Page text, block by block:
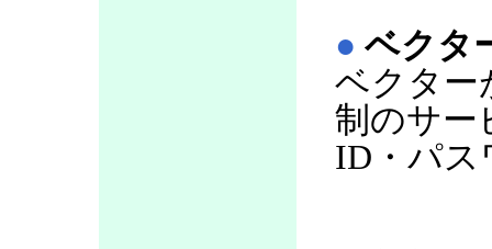
● ベクタ
ベクター
制のサー
ID・パス